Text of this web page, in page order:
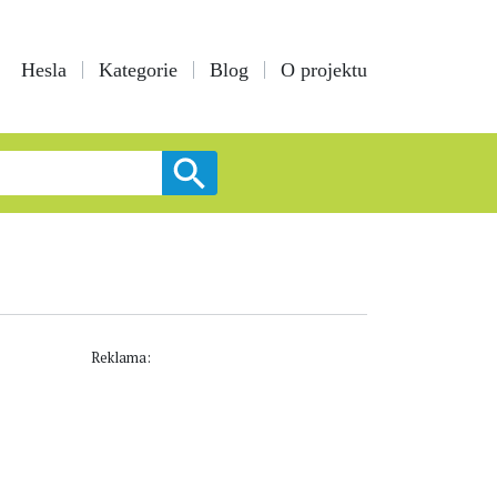
Hesla Kategorie Blog O projektu
Reklama: